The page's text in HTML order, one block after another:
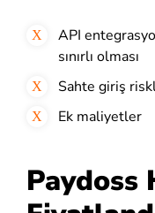
API
sınırlı olması
Sahte giriş
Ek maliyetler
Paydoss